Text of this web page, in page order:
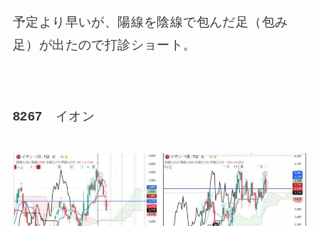
予定より早いが、陽線を陰線で包んだ足（包み
足）が出たので打診ショート。
8267 イオン